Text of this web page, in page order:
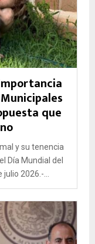
que
y su tenencia
Día Mundial del
2026.-...